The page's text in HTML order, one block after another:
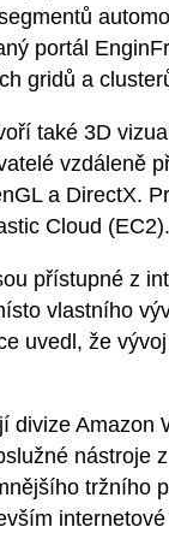
portál
gridů a
také 3D
vzdáleně
a DirectX.
Cloud (EC2).
přístupné z
vlastního
uvedl, že
divize Amazon
nástroje
tržního